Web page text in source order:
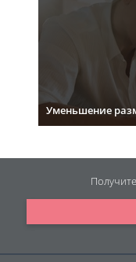
Уменьшение